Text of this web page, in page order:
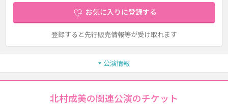
お気に入りに登録する
登録すると先行販売情報等が受け取れます
公演情報
北村成美の関連公演のチケット